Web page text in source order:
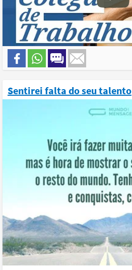
Sentirei falta do seu talento